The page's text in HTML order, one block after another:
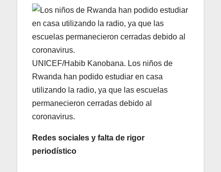
UNICEF/Habib Kanobana. Los niños de
Rwanda han podido estudiar en casa
utilizando la radio, ya que las escuelas
permanecieron cerradas debido al
coronavirus.
Redes sociales y falta de rigor
periodístico